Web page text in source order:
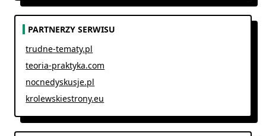
PARTNERZY SERWISU
trudne-tematy.pl
teoria-praktyka.com
nocnedyskusje.pl
krolewskiestrony.eu